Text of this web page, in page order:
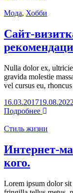
Мода, Хобби
Сайт-
Nulla dolor ex,
gravida molestie
vel cursus eu,
16.03.201719.08.2022
Подробнее
Стиль жизни
Интернет-
кого.
Lorem ipsum dolor